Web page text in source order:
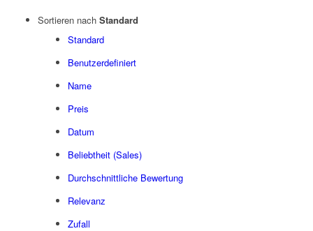
Sortieren nach Standard
Standard
Benutzerdefiniert
Name
Preis
Datum
Beliebtheit (Sales)
Durchschnittliche Bewertung
Relevanz
Zufall